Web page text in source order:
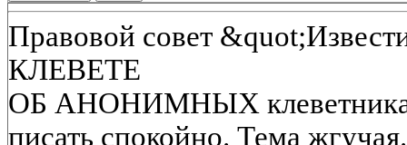
Правовой совет
КЛЕВЕТЕ
ОБ АНОНИМНЫХ клеветниках
писать спокойно. Тема